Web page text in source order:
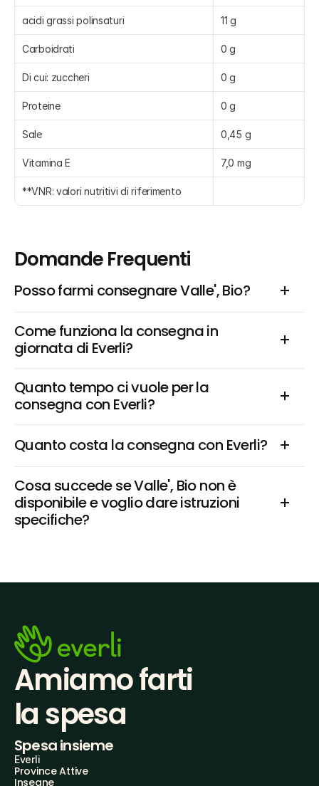
acidi grassi polinsaturi 11 g
Carboidrati 0 g
Di cui: zuccheri 0 g
Proteine 0 g
Sale 0,45 g
Vitamina E 7,0 mg
**VNR: valori nutritivi di riferimento
Domande Frequenti
Posso farmi consegnare Valle', Bio?
Come funziona la consegna in
giornata di Everli?
Quanto tempo ci vuole per la
consegna con Everli?
Quanto costa la consegna con Everli?
Cosa succede se Valle', Bio non è
disponibile e voglio dare istruzioni
specifiche?
Amiamo farti
la spesa
Spesa insieme
Everli
Province Attive
Insegne